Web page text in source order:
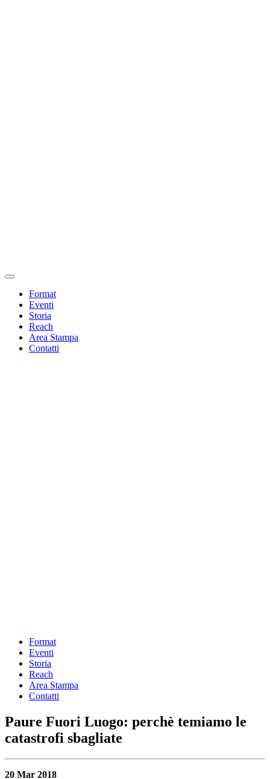
Format
Eventi
Storia
Reach
Area Stampa
Contatti
Format
Eventi
Storia
Reach
Area Stampa
Contatti
Paure Fuori Luogo: perchè temiamo le
catastrofi sbagliate
20 Mar 2018